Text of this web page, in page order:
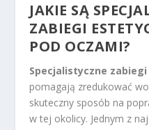
JAKIE SĄ
ZABIEGI
POD OCZAMI?
Specjalistyczne
pomagają zredukować
skuteczny sposób na
w tej okolicy. Jednym z